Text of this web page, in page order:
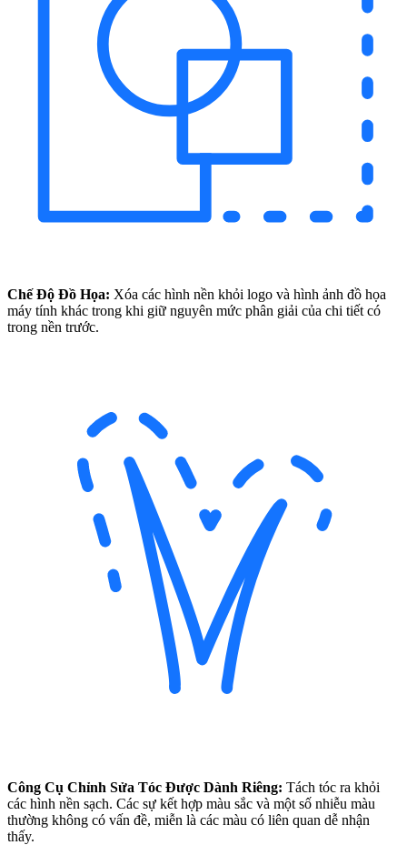
Chế Độ Đồ Họa: Xóa các hình nền khỏi logo và hình ảnh đồ họa
máy tính khác trong khi giữ nguyên mức phân giải của chi tiết có
trong nền trước.
Công Cụ Chỉnh Sửa Tóc Được Dành Riêng: Tách tóc ra khỏi
các hình nền sạch. Các sự kết hợp màu sắc và một số nhiễu màu
thường không có vấn đề, miễn là các màu có liên quan dễ nhận
thấy.